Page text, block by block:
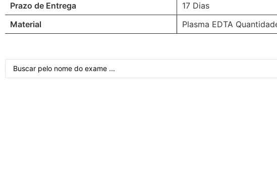
Prazo de Entrega
17 Dias
Material
Plasma EDTA